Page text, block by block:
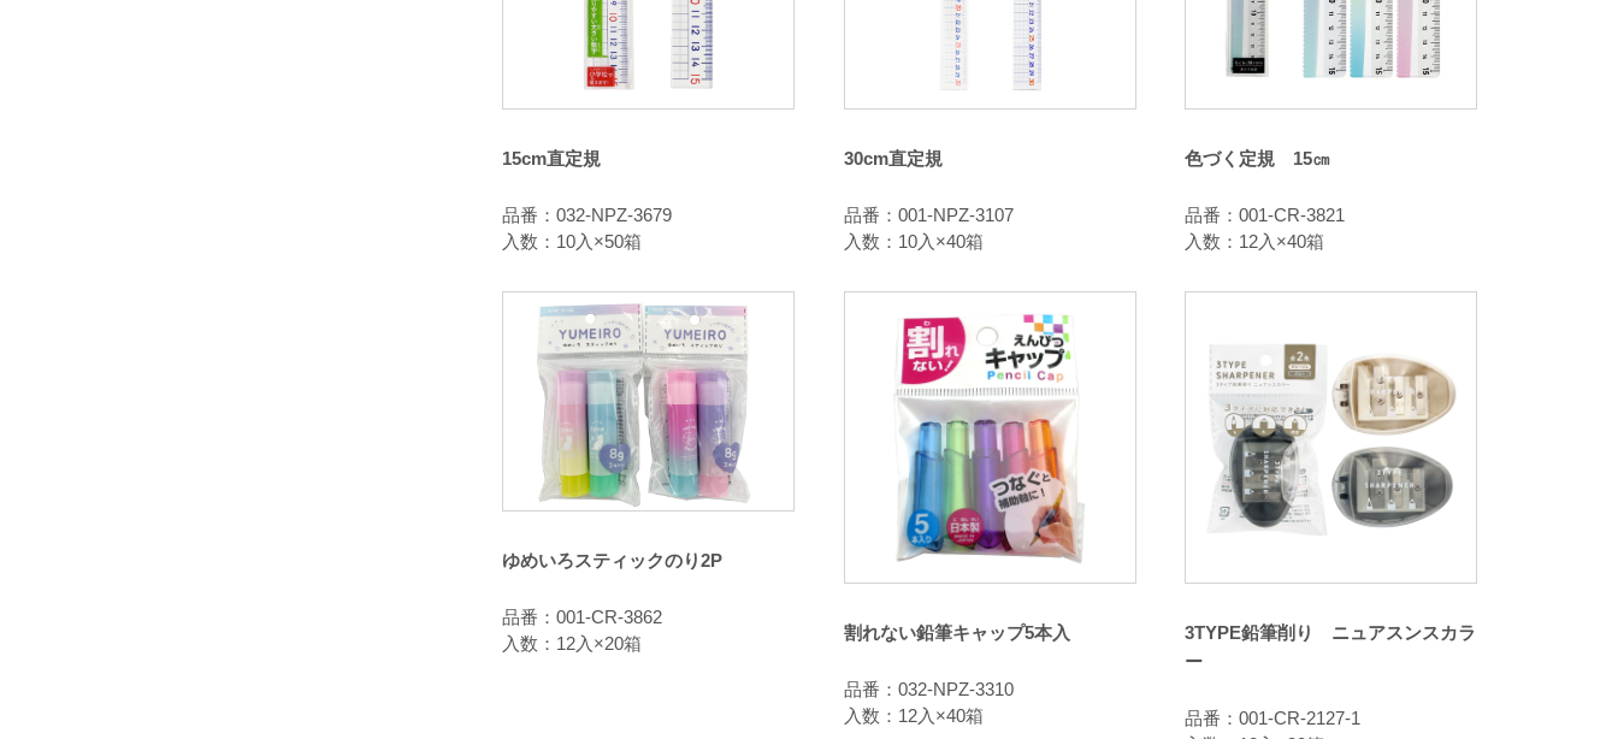
15cm直定規
品番：032-NPZ-3679
入数：10入×50箱
30cm直定規
品番：001-NPZ-3107
入数：10入×40箱
色づく定規 15㎝
品番：001-CR-3821
入数：12入×40箱
ゆめいろスティックのり2P
品番：001-CR-3862
入数：12入×20箱
割れない鉛筆キャップ5本入
品番：032-NPZ-3310
入数：12入×40箱
3TYPE鉛筆削り ニュアスンスカラ
ー
品番：001-CR-2127-1